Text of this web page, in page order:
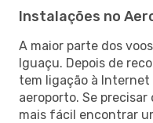
Instalações no
A maior parte dos
Iguaçu. Depois de
tem ligação à
aeroporto. Se precisar
mais fácil encontrar